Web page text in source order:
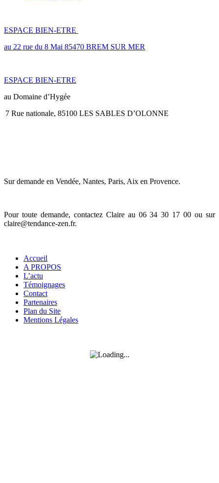
ESPACE BIEN-ETRE
au 22 rue du 8 Mai 85470 BREM SUR MER
ESPACE BIEN-ETRE
au Domaine d’Hygée
7 Rue nationale, 85100 LES SABLES D’OLONNE
Sur demande en Vendée, Nantes, Paris, Aix en Provence.
Pour toute demande, contactez Claire au 06 34 30 17 00 ou sur
claire@tendance-zen.fr.
Accueil
A PROPOS
L’actu
Témoignages
Contact
Partenaires
Plan du Site
Mentions Légales